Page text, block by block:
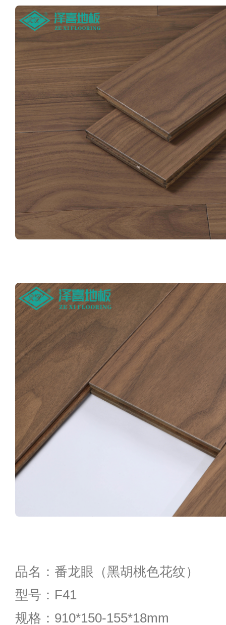
品名：番龙眼（黑胡桃色花纹）
型号：F41
规格：910*150-155*18mm